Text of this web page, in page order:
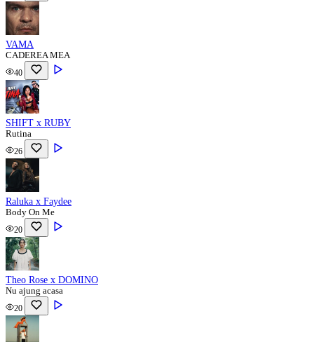
VAMA
CADEREA MEA
40
SHIFT x RUBY
Rutina
26
Raluka x Faydee
Body On Me
20
Theo Rose x DOMINO
Nu ajung acasa
20